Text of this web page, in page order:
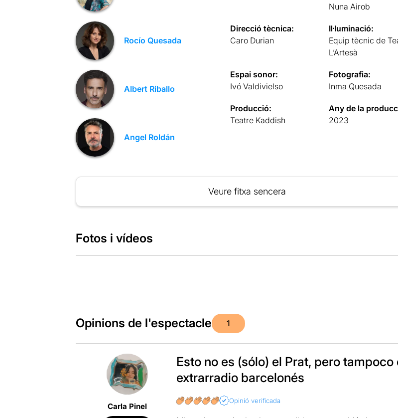
Rocío Quesada
Albert Riballo
Angel Roldán
Nuna Airob
Direcció tècnica:
Caro Durian
Il·luminació:
Equip tècnic de
L’Artesà
Espai sonor:
Ivó Valdivielso
Fotografia:
Inma Quesada
Producció:
Teatre Kaddish
Any de la
2023
Veure fitxa sencera
Fotos i vídeos
Opinions de l'espectacle 1
Carla Pinel
Esto no es (sólo) el Prat, pero
extrarradio barcelonés
Opinió verificada